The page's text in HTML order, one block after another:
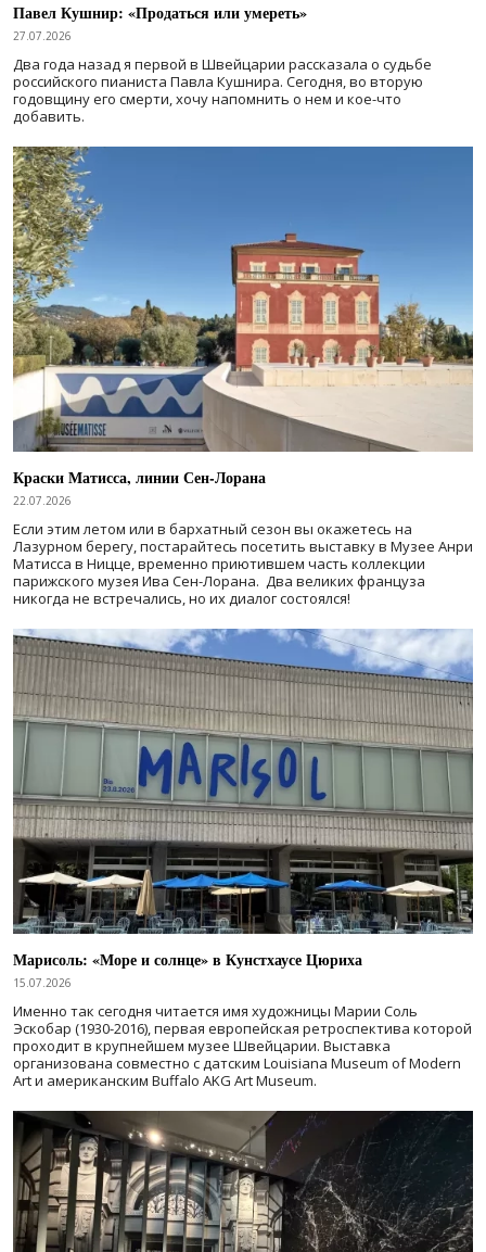
Павел Кушнир: «Продаться или умереть»
27.07.2026
Два года назад я первой в Швейцарии рассказала о судьбе
российского пианиста Павла Кушнира. Сегодня, во вторую
годовщину его смерти, хочу напомнить о нем и кое-что
добавить.
Краски Матисса, линии Сен-Лорана
22.07.2026
Если этим летом или в бархатный сезон вы окажетесь на
Лазурном берегу, постарайтесь посетить выставку в Музее Анри
Матисса в Ницце, временно приютившем часть коллекции
парижского музея Ива Сен-Лорана. Два великих француза
никогда не встречались, но их диалог состоялся!
Марисоль: «Море и солнце» в Кунстхаусе Цюриха
15.07.2026
Именно так сегодня читается имя художницы Марии Соль
Эскобар (1930-2016), первая европейская ретроспектива которой
проходит в крупнейшем музее Швейцарии. Выставка
организована совместно с датским Louisiana Museum of Modern
Art и американским Buffalo AKG Art Museum.